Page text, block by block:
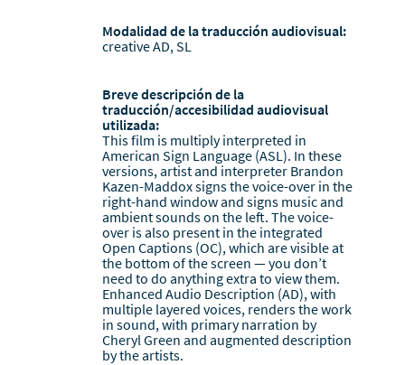
Modalidad de la traducción audiovisual:
creative AD, SL
Breve descripción de la
traducción/accesibilidad audiovisual
utilizada:
This film is multiply interpreted in
American Sign Language (ASL). In these
versions, artist and interpreter Brandon
Kazen-Maddox signs the voice-over in the
right-hand window and signs music and
ambient sounds on the left. The voice-
over is also present in the integrated
Open Captions (OC), which are visible at
the bottom of the screen — you don’t
need to do anything extra to view them.
Enhanced Audio Description (AD), with
multiple layered voices, renders the work
in sound, with primary narration by
Cheryl Green and augmented description
by the artists.